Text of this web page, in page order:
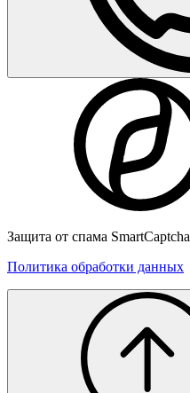
Защита от спама SmartCaptcha
Политика обработки данных